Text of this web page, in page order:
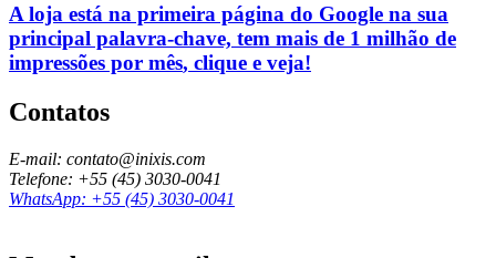
A loja está na primeira página do Google na sua
principal palavra-chave, tem mais de 1 milhão de
impressões por mês, clique e veja!
Contatos
E-mail: contato@inixis.com
Telefone: +55 (45) 3030-0041
WhatsApp: +55 (45) 3030-0041